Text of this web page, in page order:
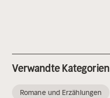
Verwandte Kategorien
Romane und Erzählungen